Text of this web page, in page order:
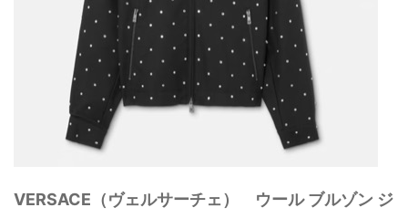
VERSACE（ヴェルサーチェ） ウール ブルゾン ジ